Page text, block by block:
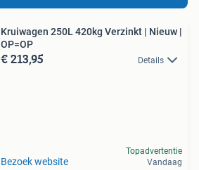
Kruiwagen 250L 420kg Verzinkt | Nieuw |
OP=OP
€ 213,95 Details
Bezoek website
Topadvertentie
Vandaag